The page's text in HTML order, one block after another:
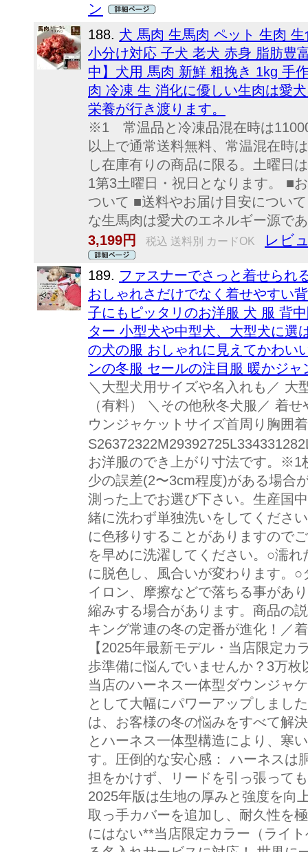
ン
188. 犬 馬肉 生馬肉 ペット 生肉
小分け対応 子犬 老犬 赤身 脂肪豊
中】犬用 馬肉 新鮮 粗挽き 1kg 手
肉 冷凍 生 消化に優しい生肉は愛
栄養が行き渡ります。
※1 常温品と冷凍品混在時は
以上で通常送料無料、常温混在
し在庫有りの商品に限る。土曜
1第3土曜日・祝日となります。 ■
ついて ■送料やお届け目安につい
な生馬肉は愛犬のエネルギー源で
3,199円
税込 送料別 カードOK レビ
189. ファスナーでさっと着せられ
おしゃれさだけでなく着せやすい
子にもピッタリのお洋服 犬 服 背
ター 小型犬や中型犬、大型犬に選
の犬の服 おしゃれに見えてかわい
ンの冬服 セールの注目服 暖かジャ
＼大型犬用サイズや名入れも／ 大
（有料） ＼その他秋冬犬服／ 着
ウンジャケットサイズ首周り胸囲
お洋服のでき上がり寸法です。※1
少の誤差(2〜3cm程度)がある場合
測った上でお選び下さい。生産国
緒に洗わず単独洗いをしてくださ
に色移りすることがありますので
を早めに洗濯してください。○濡
に脱色し、風合いが変わります。
イロン、摩擦などで落ちる事があ
縮みする場合があります。商品の
キング常連の冬の定番が進化！／
【2025年最新モデル・当店限定
歩準備に悩んでいませんか？3万
当店のハーネス一体型ダウンジャ
として大幅にパワーアップしまし
は、お客様の冬の悩みをすべて解
とハーネス一体型構造により、寒
す。圧倒的な安心感： ハーネスは
担をかけず、リードを引っ張って
2025年版は生地の厚みと強度を向
取っ手カバーを追加し、耐久性を
にはない**当店限定カラー（ライ